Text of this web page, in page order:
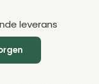
leverans